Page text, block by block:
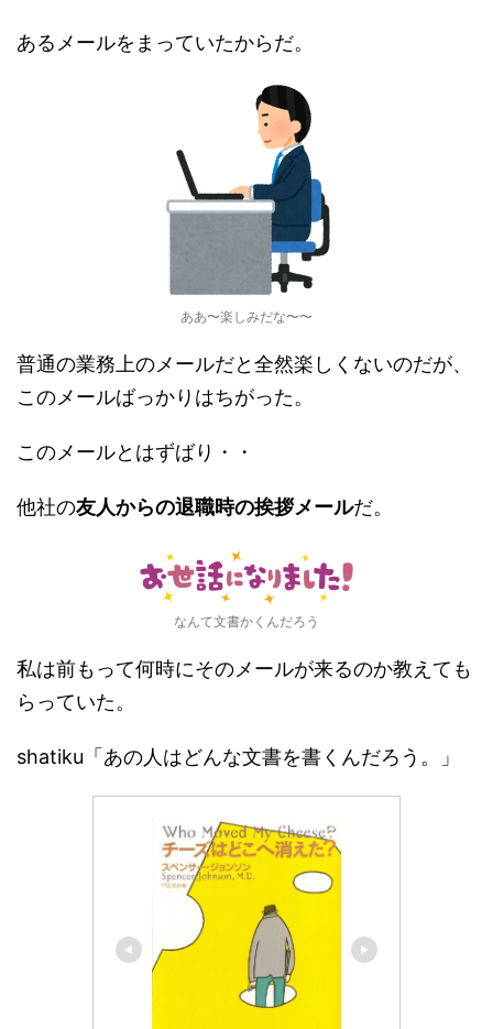
あるメールをまっていたからだ。
ああ〜楽しみだな〜〜
普通の業務上のメールだと全然楽しくないのだが、
このメールばっかりはちがった。
このメールとはずばり・・
他社の友人からの退職時の挨拶メールだ。
なんて文書かくんだろう
私は前もって何時にそのメールが来るのか教えても
らっていた。
shatiku「あの人はどんな文書を書くんだろう。」